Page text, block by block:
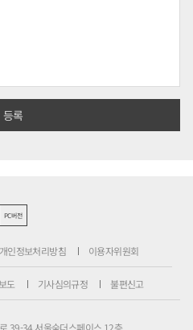
PC버전
개인정보처리방침 이용자위원회
도 기사심의규정 불편신고
39-34 서울숲더스페이스 12층